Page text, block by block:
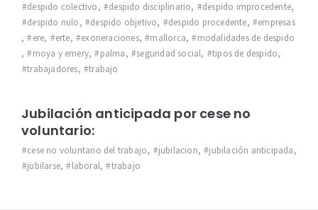
despido colectivo, despido disciplinario, despido improcedente,
despido nulo, despido objetivo, despido procedente,
empresas
,
ere, erte, exoneraciones, mallorca,
modalidades de despido
,
moya y emery, palma, seguridad social, tipos de despido,
trabajadores, trabajo
Jubilación anticipada por cese no
voluntario:
cese no voluntario del trabajo, jubilacion, jubilación anticipada,
jubilarse, laboral, trabajo